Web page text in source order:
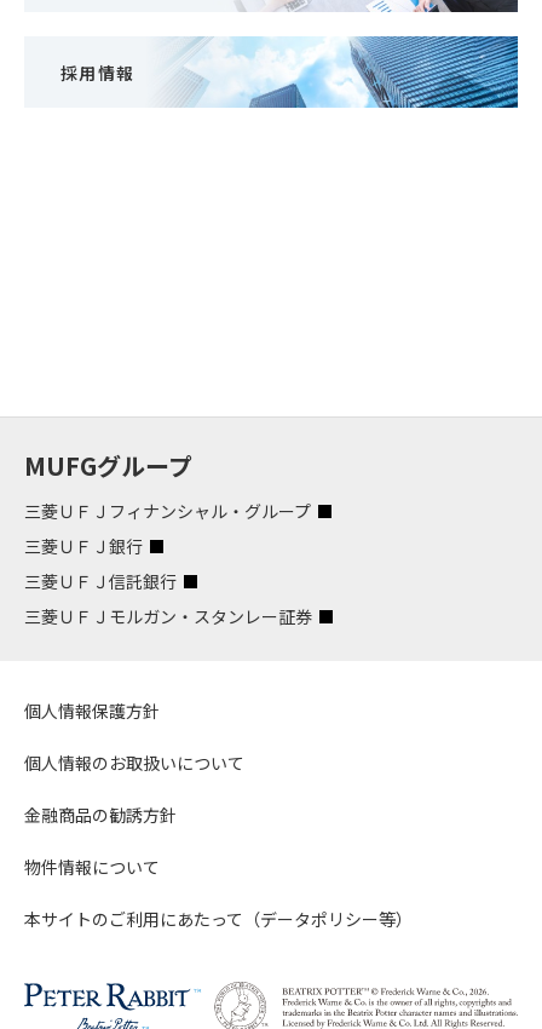
採用情報
MUFGグループ
三菱ＵＦＪフィナンシャル・グループ
三菱ＵＦＪ銀行
三菱ＵＦＪ信託銀行
三菱ＵＦＪモルガン・スタンレー証券
個人情報保護方針
個人情報のお取扱いについて
金融商品の勧誘方針
物件情報について
本サイトのご利用にあたって（データポリシー等）